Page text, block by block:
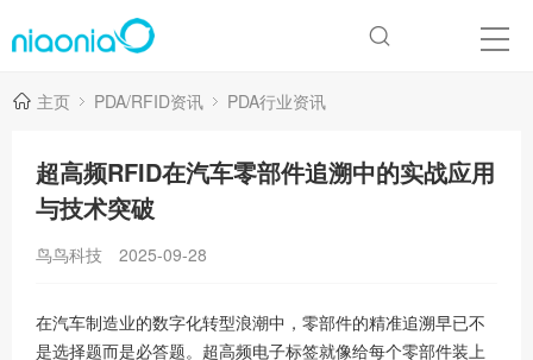
主页 PDA/RFID资讯 PDA行业资讯
超高频RFID在汽车零部件追溯中的实战应用
与技术突破
鸟鸟科技 2025-09-28
在汽车制造业的数字化转型浪潮中，零部件的精准追溯早已不
是选择题而是必答题。超高频电子标签就像给每个零部件装上